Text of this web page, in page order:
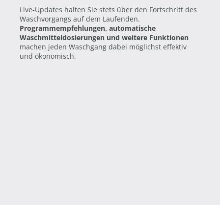
Live-Updates halten Sie stets über den Fortschritt des
Waschvorgangs auf dem Laufenden.
Programmempfehlungen, automatische
Waschmitteldosierungen und weitere Funktionen
machen jeden Waschgang dabei möglichst effektiv
und ökonomisch.